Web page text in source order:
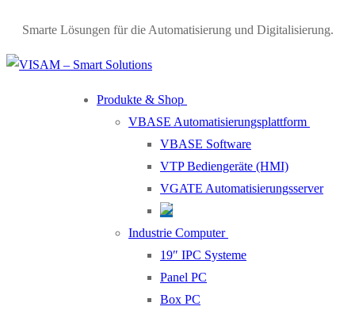
Smarte Lösungen für die Automatisierung und Digitalisierung.
Produkte & Shop
VBASE Automatisierungsplattform
VBASE Software
VTP Bediengeräte (HMI)
VGATE Automatisierungsserver
Industrie Computer
19″ IPC Systeme
Panel PC
Box PC